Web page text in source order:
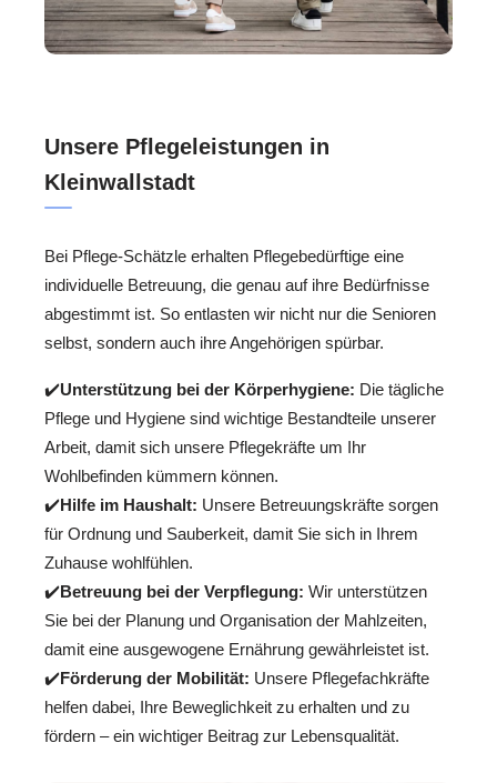
Unsere Pflegeleistungen in
Kleinwallstadt
Bei Pflege-Schätzle erhalten Pflegebedürftige eine
individuelle Betreuung, die genau auf ihre Bedürfnisse
abgestimmt ist. So entlasten wir nicht nur die Senioren
selbst, sondern auch ihre Angehörigen spürbar.
✔️Unterstützung bei der Körperhygiene: Die tägliche
Pflege und Hygiene sind wichtige Bestandteile unserer
Arbeit, damit sich unsere Pflegekräfte um Ihr
Wohlbefinden kümmern können.
✔️Hilfe im Haushalt: Unsere Betreuungskräfte sorgen
für Ordnung und Sauberkeit, damit Sie sich in Ihrem
Zuhause wohlfühlen.
✔️Betreuung bei der Verpflegung: Wir unterstützen
Sie bei der Planung und Organisation der Mahlzeiten,
damit eine ausgewogene Ernährung gewährleistet ist.
✔️Förderung der Mobilität: Unsere Pflegefachkräfte
helfen dabei, Ihre Beweglichkeit zu erhalten und zu
fördern – ein wichtiger Beitrag zur Lebensqualität.